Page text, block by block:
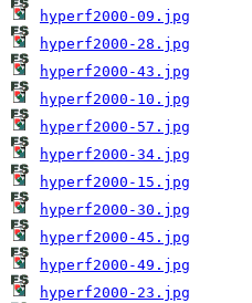
hyperf2000-09.jpg
hyperf2000-28.jpg
hyperf2000-43.jpg
hyperf2000-10.jpg
hyperf2000-57.jpg
hyperf2000-34.jpg
hyperf2000-15.jpg
hyperf2000-30.jpg
hyperf2000-45.jpg
hyperf2000-49.jpg
hyperf2000-23.jpg